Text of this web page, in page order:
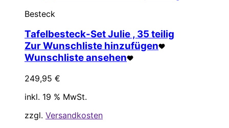
Besteck
Tafelbesteck-Set Julie , 35 teilig
Zur Wunschliste hinzufügen
Wunschliste ansehen
249,95 €
inkl. 19 % MwSt.
zzgl. Versandkosten